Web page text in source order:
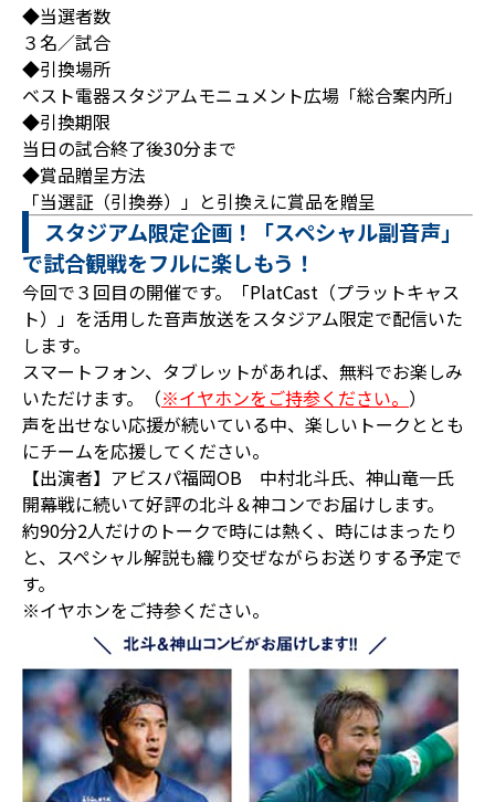
◆当選者数
３名／試合
◆引換場所
ベスト電器スタジアムモニュメント広場「総合案内所」
◆引換期限
当日の試合終了後30分まで
◆賞品贈呈方法
「当選証（引換券）」と引換えに賞品を贈呈
スタジアム限定企画！「スペシャル副音声」
で試合観戦をフルに楽しもう！
今回で３回目の開催です。「PlatCast（プラットキャス
ト）」を活用した音声放送をスタジアム限定で配信いた
します。
スマートフォン、タブレットがあれば、無料でお楽しみ
いただけます。（※イヤホンをご持参ください。 ）
声を出せない応援が続いている中、楽しいトークととも
にチームを応援してください。
【出演者】アビスパ福岡OB 中村北斗氏、神山竜一氏
開幕戦に続いて好評の北斗＆神コンでお届けします。
約90分2人だけのトークで時には熱く、時にはまったり
と、スペシャル解説も織り交ぜながらお送りする予定で
す。
※イヤホンをご持参ください。